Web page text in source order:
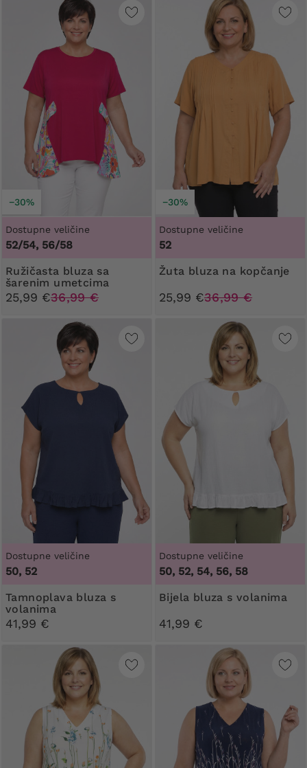
−30%
Dostupne veličine
52/54, 56/58
Ružičasta bluza sa
šarenim umetcima
25,99 €36,99 €
−30%
Dostupne veličine
52
Žuta bluza na kopčanje
25,99 €36,99 €
Dostupne veličine
50, 52
Tamnoplava bluza s
volanima
41,99 €
Dostupne veličine
50, 52, 54, 56, 58
Bijela bluza s volanima
41,99 €